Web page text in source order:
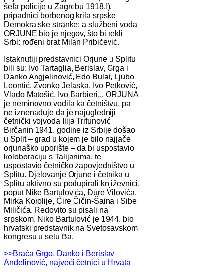
šefa policije u Zagrebu 1918.!),
pripadnici borbenog krila srpske
Demokratske stranke; a službeni vođa
ORJUNE bio je njegov, što bi rekli
Srbi: rođeni brat Milan Pribičević.
Istaknutiji predstavnici Orjune u Splitu
bili su: Ivo Tartaglia, Berislav, Grga i
Danko Angjelinović, Edo Bulat, Ljubo
Leontić, Zvonko Jelaska, Ivo Petković,
Vlado Matošić, Ivo Barbieri... ORJUNA
je neminovno vodila ka četništvu, pa
ne iznenađuje da je najugledniji
četnički vojvoda Ilija Trifunović
Birčanin 1941. godine iz Srbije došao
u Split – grad u kojem je bilo najjače
orjunaško uporište – da bi uspostavio
koloboraciju s Talijanima, te
uspostavio četničko zapovjedništvo u
Splitu. Djelovanje Orjune i četnika u
Splitu aktivno su podupirali književnici,
poput Nike Bartulovića, Đure Vilovića,
Mirka Korolije, Ćire Čičin-Šaina i Sibe
Miličića. Redovito su pisali na
srpskom. Niko Bartulović je 1944. bio
hrvatski predstavnik na Svetosavskom
kongresu u selu Ba.
>>Braća Grgo, Danko i Berislav
Anđelinović, najveći četnici u Hrvata